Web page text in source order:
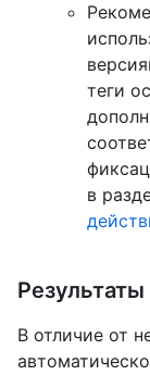
теги
в
Результаты
В отличие от